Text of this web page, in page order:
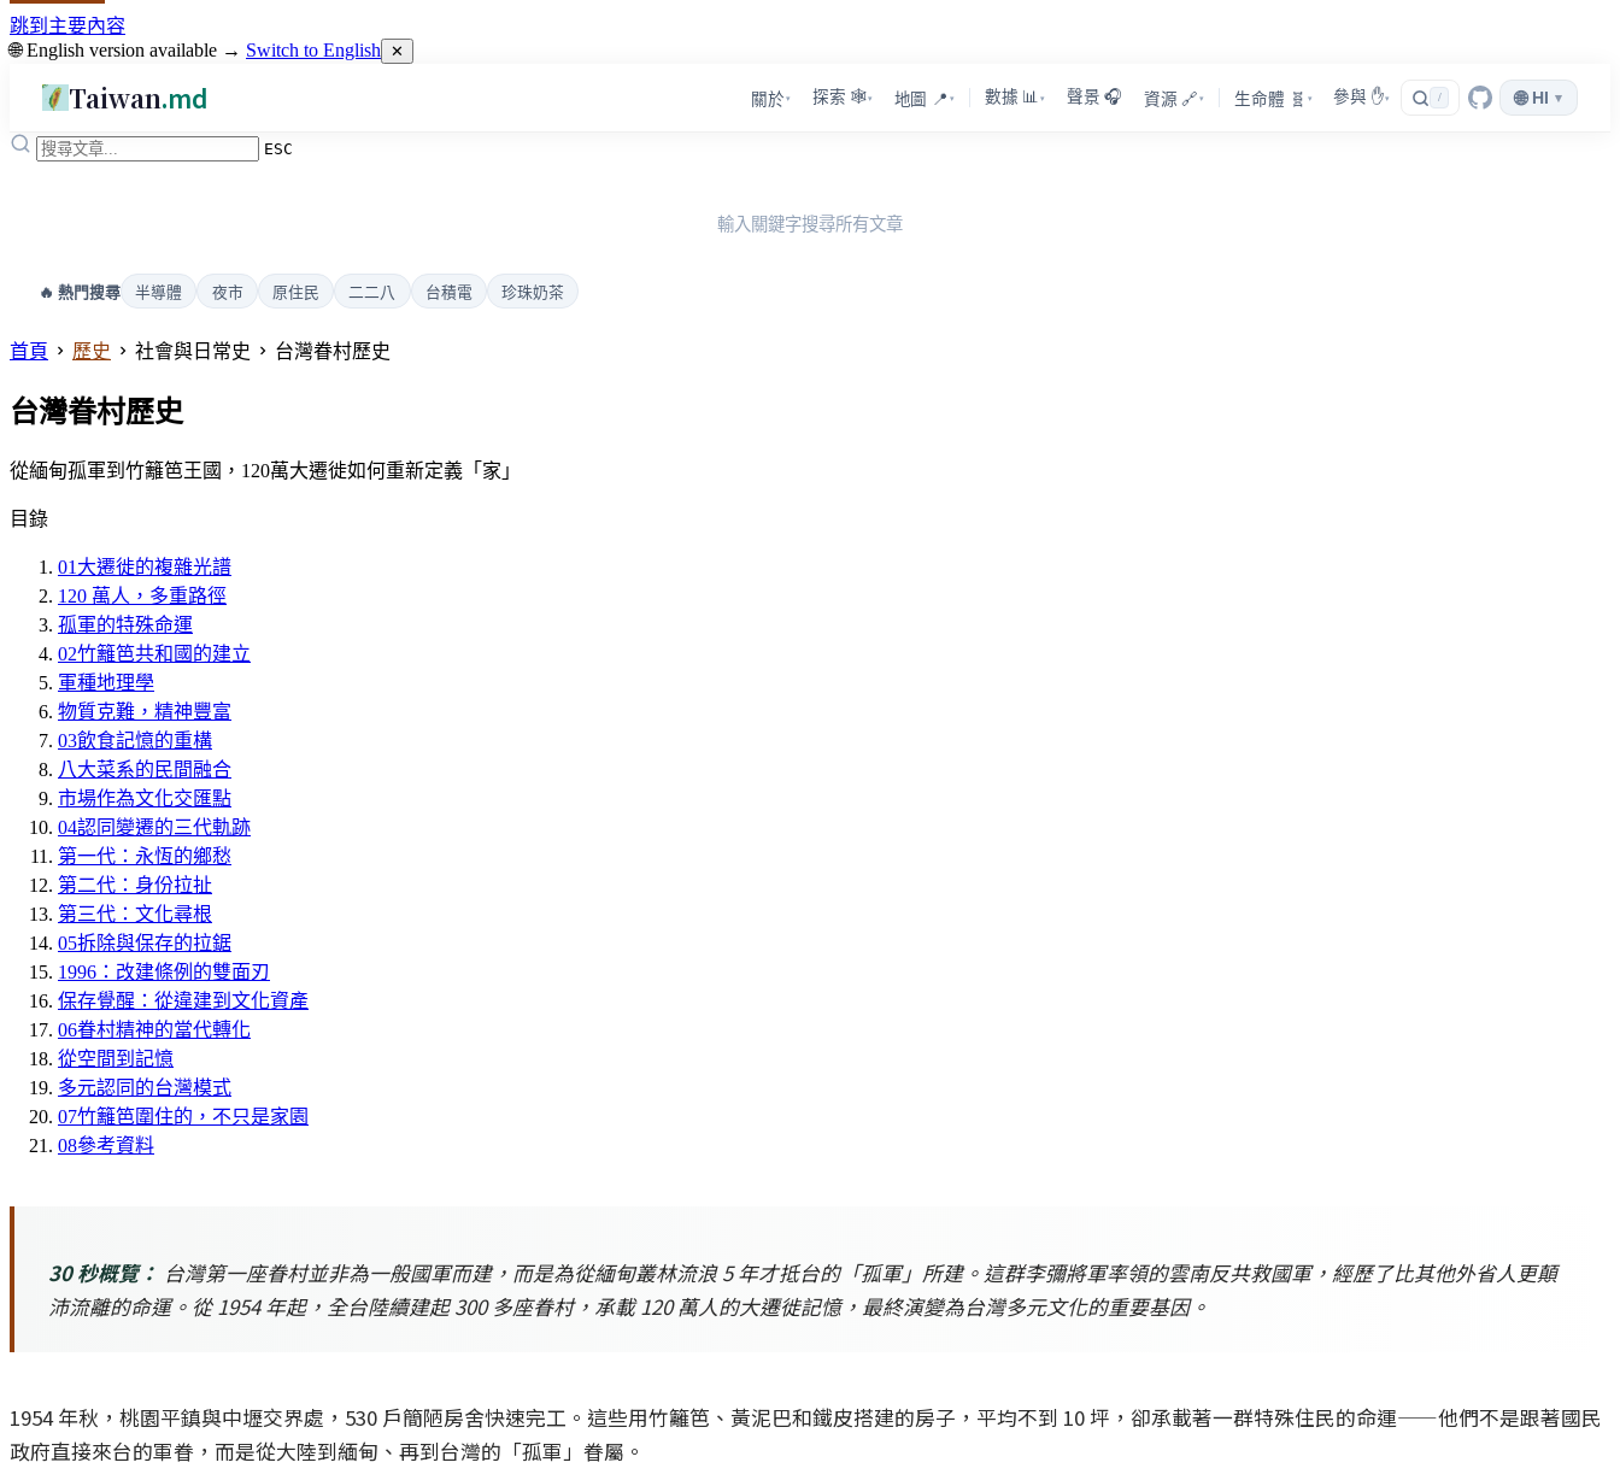
跳到主要內容
🌐 English version available → Switch to English ✕
Taiwan.md 關於 ▾ 探索 🕸️▾ 地圖 📍 ▾ 數據 📊 ▾ 聲景 🎧 資源 🔗 ▾ 生命體 🧬 ▾ 參與 ✋▾ / 🌐 HI ▾
ESC
輸入關鍵字搜尋所有文章
🔥 熱門搜尋 半導體 夜市 原住民 二二八 台積電 珍珠奶茶
首頁 歷史 社會與日常史 台灣眷村歷史
台灣眷村歷史
從緬甸孤軍到竹籬笆王國，120萬大遷徙如何重新定義「家」
目錄
01 大遷徙的複雜光譜
120 萬人，多重路徑
孤軍的特殊命運
02竹籬笆共和國的建立
軍種地理學
物質克難，精神豐富
03飲食記憶的重構
八大菜系的民間融合
市場作為文化交匯點
04認同變遷的三代軌跡
第一代：永恆的鄉愁
第二代：身份拉扯
第三代：文化尋根
05拆除與保存的拉鋸
1996：改建條例的雙面刃
保存覺醒：從違建到文化資產
06眷村精神的當代轉化
從空間到記憶
多元認同的台灣模式
07竹籬笆圍住的，不只是家園
08參考資料
30 秒概覽： 台灣第一座眷村並非為一般國軍而建，而是為從緬甸叢林流浪 5 年才抵台的「孤軍」所建。這群李彌將軍率領的雲南反共救國軍，經歷了比其他外省人更顛
沛流離的命運。從 1954 年起，全台陸續建起 300 多座眷村，承載 120 萬人的大遷徙記憶，最終演變為台灣多元文化的重要基因。
1954 年秋，桃園平鎮與中壢交界處，530 戶簡陋房舍快速完工。這些用竹籬笆、黃泥巴和鐵皮搭建的房子，平均不到 10 坪，卻承載著一群特殊住民的命運——他們不是跟著國民
政府直接來台的軍眷，而是從大陸到緬甸、再到台灣的「孤軍」眷屬。